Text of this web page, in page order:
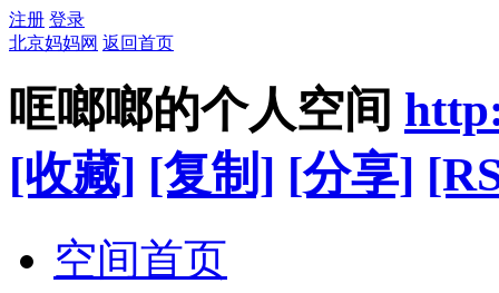
注册 登录
北京妈妈网 返回首页
哐啷啷的个人空间
[收藏] [复制] [分享]
空间首页